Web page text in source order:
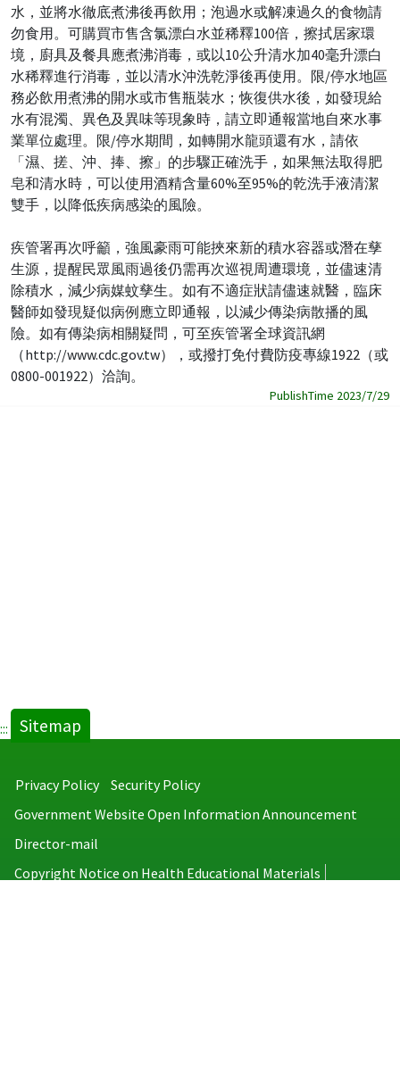
水，並將水徹底煮沸後再飲用；泡過水或解凍過久的食物請
勿食用。可購買市售含氯漂白水並稀釋100倍，擦拭居家環
境，廚具及餐具應煮沸消毒，或以10公升清水加40毫升漂白
水稀釋進行消毒，並以清水沖洗乾淨後再使用。限/停水地區
務必飲用煮沸的開水或市售瓶裝水；恢復供水後，如發現給
水有混濁、異色及異味等現象時，請立即通報當地自來水事
業單位處理。限/停水期間，如轉開水龍頭還有水，請依
「濕、搓、沖、捧、擦」的步驟正確洗手，如果無法取得肥
皂和清水時，可以使用酒精含量60%至95%的乾洗手液清潔
雙手，以降低疾病感染的風險。
疾管署再次呼籲，強風豪雨可能挾來新的積水容器或潛在孳
生源，提醒民眾風雨過後仍需再次巡視周遭環境，並儘速清
除積水，減少病媒蚊孳生。如有不適症狀請儘速就醫，臨床
醫師如發現疑似病例應立即通報，以減少傳染病散播的風
險。如有傳染病相關疑問，可至疾管署全球資訊網
（http://www.cdc.gov.tw），或撥打免付費防疫專線1922（或
0800-001922）洽詢。
PublishTime 2023/7/29
::: Sitemap
Privacy Policy
Security Policy
Government Website Open Information Announcement
Director-mail
Copyright Notice on Health Educational Materials